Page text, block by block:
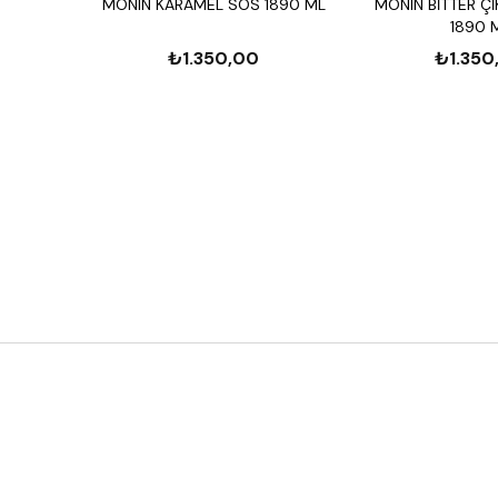
MONIN KARAMEL SOS 1890 ML
₺1.350,00
MONIN BİTTER
1890